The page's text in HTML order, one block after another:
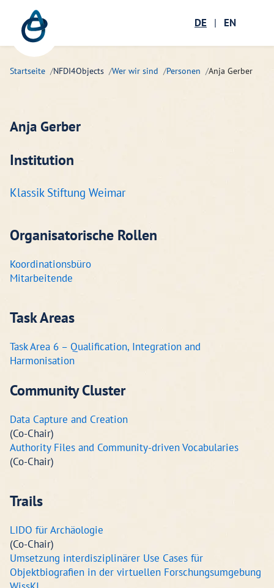
Zum Hauptinhalt springen
DE | EN
Startseite NFDI4Objects Wer wir sind Personen Anja Gerber
Anja Gerber
Institution
Klassik Stiftung Weimar
Organisatorische Rollen
Koordinationsbüro
Mitarbeitende
Task Areas
Task Area 6 – Qualification, Integration and
Harmonisation
Community Cluster
Data Capture and Creation
(Co-Chair)
Authority Files and Community-driven Vocabularies
(Co-Chair)
Trails
LIDO für Archäologie
(Co-Chair)
Umsetzung interdisziplinärer Use Cases für
Objektbiografien in der virtuellen Forschungsumgebung